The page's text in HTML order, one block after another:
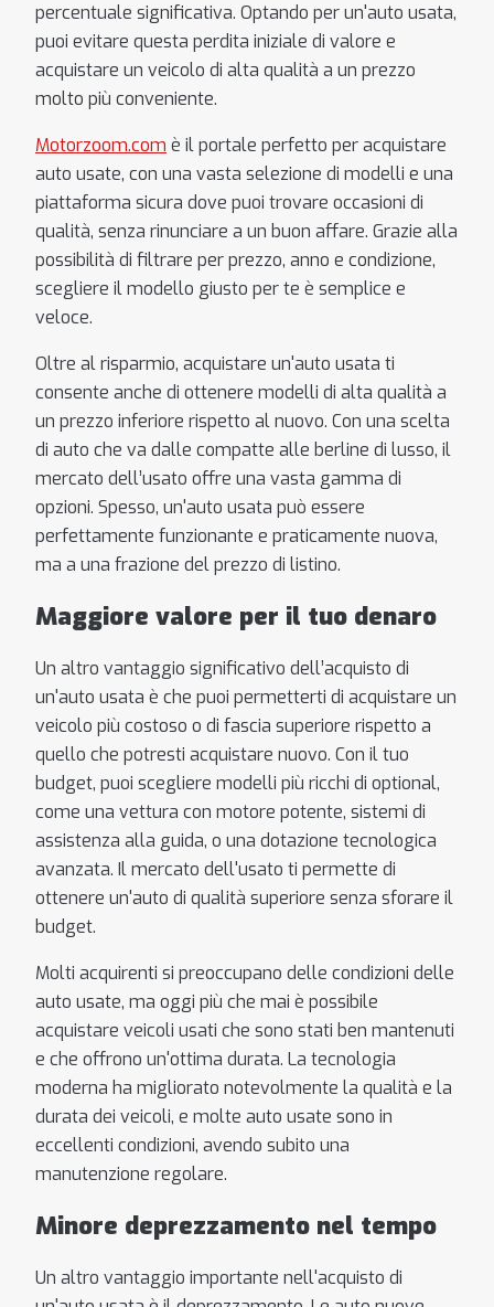
percentuale significativa. Optando per un'auto usata,
puoi evitare questa perdita iniziale di valore e
acquistare un veicolo di alta qualità a un prezzo
molto più conveniente.
Motorzoom.com è il portale perfetto per acquistare
auto usate, con una vasta selezione di modelli e una
piattaforma sicura dove puoi trovare occasioni di
qualità, senza rinunciare a un buon affare. Grazie alla
possibilità di filtrare per prezzo, anno e condizione,
scegliere il modello giusto per te è semplice e
veloce.
Oltre al risparmio, acquistare un'auto usata ti
consente anche di ottenere modelli di alta qualità a
un prezzo inferiore rispetto al nuovo. Con una scelta
di auto che va dalle compatte alle berline di lusso, il
mercato dell’usato offre una vasta gamma di
opzioni. Spesso, un'auto usata può essere
perfettamente funzionante e praticamente nuova,
ma a una frazione del prezzo di listino.
Maggiore valore per il tuo denaro
Un altro vantaggio significativo dell’acquisto di
un'auto usata è che puoi permetterti di acquistare un
veicolo più costoso o di fascia superiore rispetto a
quello che potresti acquistare nuovo. Con il tuo
budget, puoi scegliere modelli più ricchi di optional,
come una vettura con motore potente, sistemi di
assistenza alla guida, o una dotazione tecnologica
avanzata. Il mercato dell'usato ti permette di
ottenere un'auto di qualità superiore senza sforare il
budget.
Molti acquirenti si preoccupano delle condizioni delle
auto usate, ma oggi più che mai è possibile
acquistare veicoli usati che sono stati ben mantenuti
e che offrono un'ottima durata. La tecnologia
moderna ha migliorato notevolmente la qualità e la
durata dei veicoli, e molte auto usate sono in
eccellenti condizioni, avendo subito una
manutenzione regolare.
Minore deprezzamento nel tempo
Un altro vantaggio importante nell'acquisto di